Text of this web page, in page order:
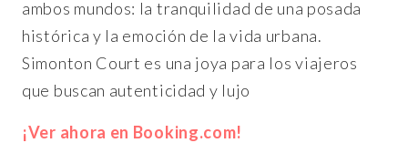
ambos mundos: la tranquilidad de una posada
histórica y la emoción de la vida urbana.
Simonton Court es una joya para los viajeros
que buscan autenticidad y lujo
¡Ver ahora en Booking.com!